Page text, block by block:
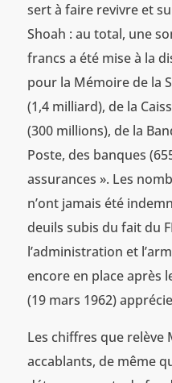
sert à faire revivre et
Shoah : au total, une
francs a été mise à la
pour la Mémoire de la
(1,4 milliard), de la
(300 millions), de la
Poste, des banques
assurances ». Les
n’ont jamais été
deuils subis du fait du
l’administration et
encore en place après
(19 mars 1962)
Les chiffres que relève
accablants, de même